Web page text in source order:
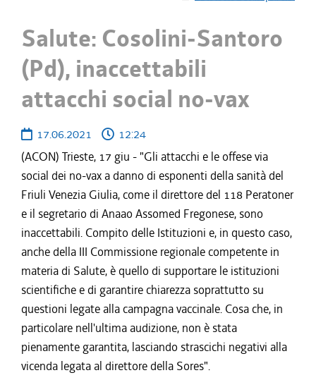
Salute: Cosolini-Santoro
(Pd), inaccettabili
attacchi social no-vax
17.06.2021
12:24
(ACON) Trieste, 17 giu - "Gli attacchi e le offese via
social dei no-vax a danno di esponenti della sanità del
Friuli Venezia Giulia, come il direttore del 118 Peratoner
e il segretario di Anaao Assomed Fregonese, sono
inaccettabili. Compito delle Istituzioni e, in questo caso,
anche della III Commissione regionale competente in
materia di Salute, è quello di supportare le istituzioni
scientifiche e di garantire chiarezza soprattutto su
questioni legate alla campagna vaccinale. Cosa che, in
particolare nell'ultima audizione, non è stata
pienamente garantita, lasciando strascichi negativi alla
vicenda legata al direttore della Sores".